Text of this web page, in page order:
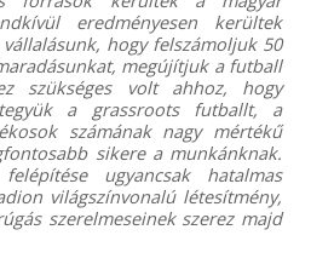
eredményesen kerültek
hogy felszámoljuk 50
megújítjuk a futball
szükséges volt ahhoz, hogy
a grassroots futballt, a
számának nagy mértékű
sikere a munkánknak.
ugyancsak hatalmas
világszínvonalú létesítmény,
szerelmeseinek szerez majd